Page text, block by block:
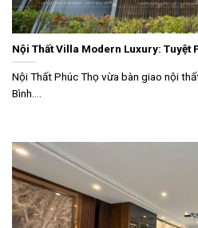
Nội Thất Villa Modern Luxury: Tuyệt
Nội Thất Phúc Thọ vừa bàn giao nội
Bình....